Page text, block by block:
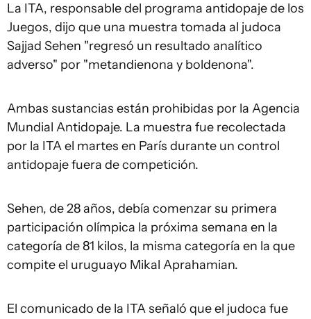
La ITA, responsable del programa antidopaje de los
Juegos, dijo que una muestra tomada al judoca
Sajjad Sehen "regresó un resultado analítico
adverso" por "metandienona y boldenona".
Ambas sustancias están prohibidas por la Agencia
Mundial Antidopaje. La muestra fue recolectada
por la ITA el martes en París durante un control
antidopaje fuera de competición.
Sehen, de 28 años, debía comenzar su primera
participación olímpica la próxima semana en la
categoría de 81 kilos, la misma categoría en la que
compite el uruguayo Mikal Aprahamian.
El comunicado de la ITA señaló que el judoca fue